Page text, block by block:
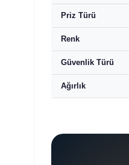
Priz Türü
Renk
Güvenlik Türü
Ağırlık